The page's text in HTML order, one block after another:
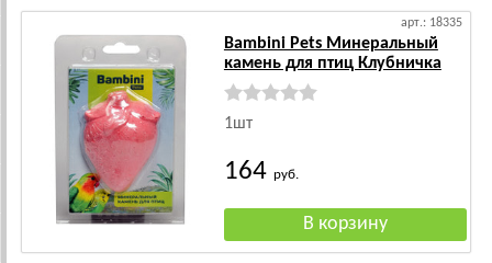
арт.: 18335
Bambini Pets Минеральный
камень для птиц Клубничка
1шт
164 руб.